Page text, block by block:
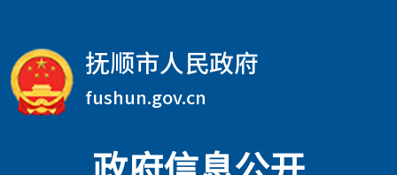
抚顺市人民政府
fushun.gov.cn